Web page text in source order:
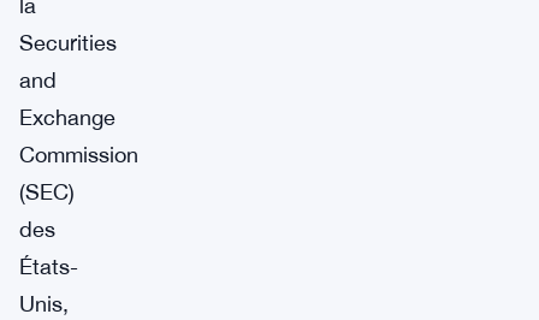
la
Securities
and
Exchange
Commission
(SEC)
des
États-
Unis,